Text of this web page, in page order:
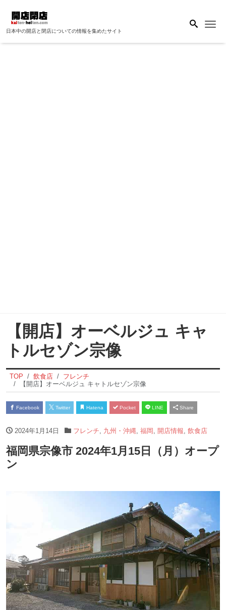
日本中の開店と閉店についての情報を集めたサイト
【開店】オーベルジュ キャ
トルセゾン宗像
TOP 飲食店
フレンチ
【開店】オーベルジュ キャトルセゾン宗像
Facebook Twitter Hatena Pocket LINE Share
2024年1月14日 フレンチ 九州・沖縄 福岡 開店情報 飲食店
福岡県宗像市 2024年1月15日（月）オープ
ン